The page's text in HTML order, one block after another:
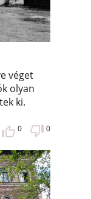
véget
olyan
ki.
0 0